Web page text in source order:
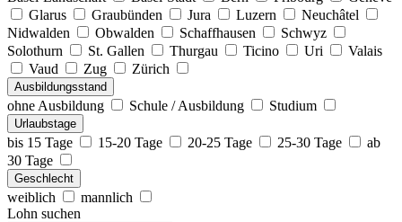
Glarus
Graubünden Jura Luzern
Neuchâtel
Nidwalden
Obwalden Schaffhausen
Schwyz
Solothurn
St. Gallen Thurgau Ticino Uri
Valais
Vaud
Zug Zürich
Ausbildungs­stand
ohne Ausbildung Schule / Ausbildung Studium
Urlaubstage
bis 15 Tage 15-20 Tage 20-25 Tage 25-30 Tage
ab
30 Tage
Geschlecht
weiblich
mannlich
Lohn suchen